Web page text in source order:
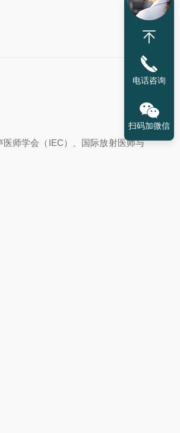
师学会（IEC）、国际放射医师与
电话咨询
扫码加微信